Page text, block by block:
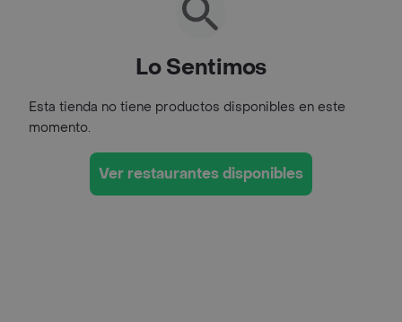
Lo Sentimos
Esta tienda no tiene productos disponibles en este
momento.
Ver restaurantes disponibles